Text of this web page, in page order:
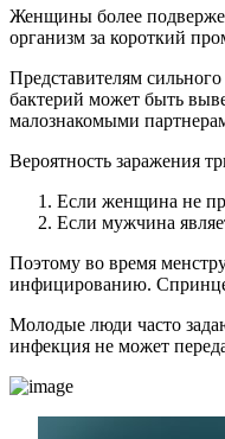
Женщины более
организм за короткий
Представителям
бактерий может быть
малознакомыми
Вероятность заражения
Если женщина не
Если мужчина
Поэтому во время
инфицированию.
Молодые люди часто
инфекция не может